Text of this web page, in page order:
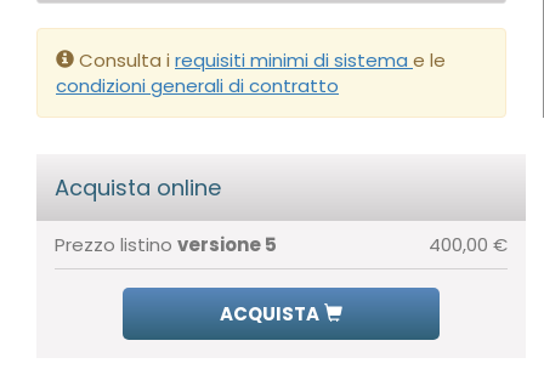
Consulta i requisiti minimi di sistema e le
condizioni generali di contratto
Acquista online
Prezzo listino versione 5 400,00 €
ACQUISTA